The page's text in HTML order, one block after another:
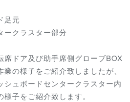
足元
クラスター部分
ドア及び助手席側グローブBOX
の様子をご紹介致しましたが、
シュボードセンタークラスター内
子をご紹介致します。